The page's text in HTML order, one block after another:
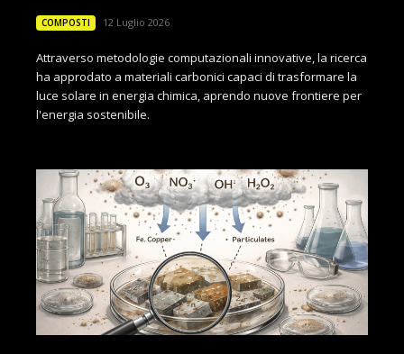
COMPOSTI 12 Luglio 2026
Attraverso metodologie computazionali innovative, la ricerca
ha approdato a materiali carbonici capaci di trasformare la
luce solare in energia chimica, aprendo nuove frontiere per
l'energia sostenibile.